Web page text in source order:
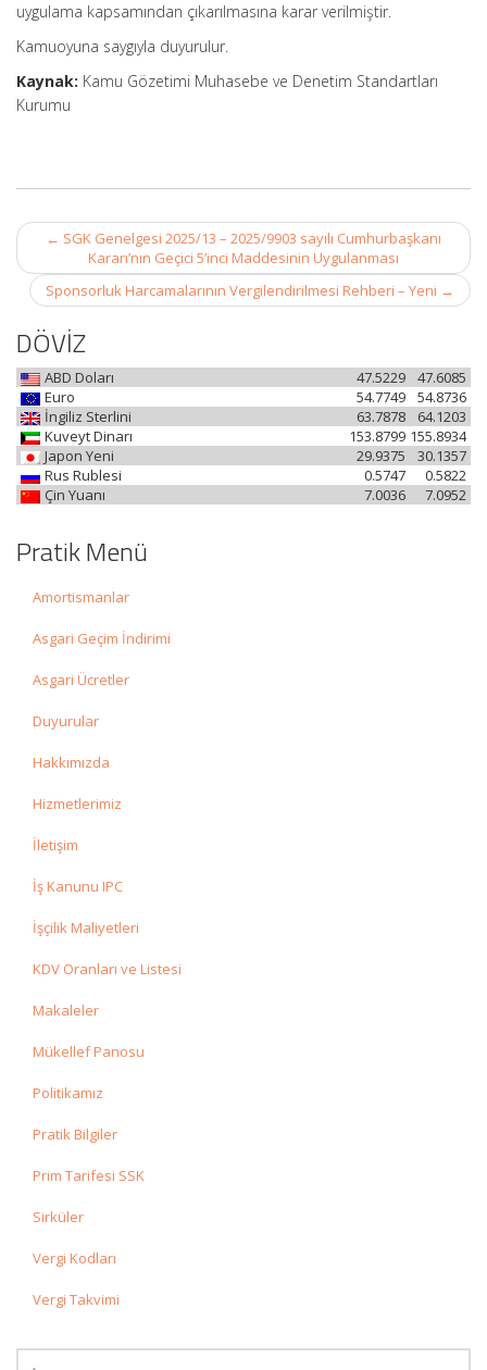
uygulama kapsamından çıkarılmasına karar verilmiştir.
Kamuoyuna saygıyla duyurulur.
Kaynak: Kamu Gözetimi Muhasebe ve Denetim Standartları
Kurumu
Post
navigation
← SGK Genelgesi 2025/13 – 2025/9903 sayılı Cumhurbaşkanı
Kararı’nın Geçici 5’inci Maddesinin Uygulanması
Sponsorluk Harcamalarının Vergilendirilmesi Rehberi – Yeni →
DÖVİZ
ABD Doları 47.6085
47.5229
Euro
54.8736
54.7749
İngiliz Sterlini
64.1203
63.7878
Kuveyt Dinarı
155.8934
153.8799
Japon Yeni
30.1357
29.9375
Rus Rublesi
0.5822
0.5747
Çin Yuanı
7.0952
7.0036
Pratik Menü
Amortismanlar
Asgari Geçim İndirimi
Asgari Ücretler
Duyurular
Hakkımızda
Hizmetlerimiz
İletişim
İş Kanunu IPC
İşçilik Maliyetleri
KDV Oranları ve Listesi
Makaleler
Mükellef Panosu
Politikamız
Pratik Bilgiler
Prim Tarifesi SSK
Sirküler
Vergi Kodları
Vergi Takvimi